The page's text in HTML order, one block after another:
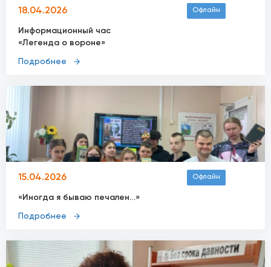
18.04.2026 Офлайн
Информационный час
«Легенда о вороне»
Подробнее
15.04.2026 Офлайн
«Иногда я бываю печален…»
Подробнее